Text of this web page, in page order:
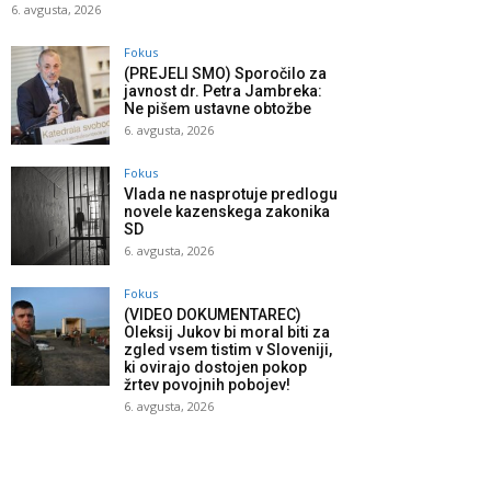
6. avgusta, 2026
Fokus
(PREJELI SMO) Sporočilo za
javnost dr. Petra Jambreka:
Ne pišem ustavne obtožbe
6. avgusta, 2026
Fokus
Vlada ne nasprotuje predlogu
novele kazenskega zakonika
SD
6. avgusta, 2026
Fokus
(VIDEO DOKUMENTAREC)
Oleksij Jukov bi moral biti za
zgled vsem tistim v Sloveniji,
ki ovirajo dostojen pokop
žrtev povojnih pobojev!
6. avgusta, 2026